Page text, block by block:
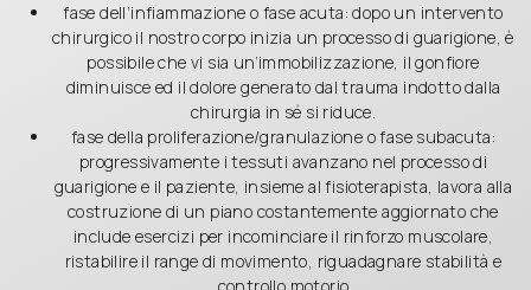
fase dell’infiammazione o fase acuta: dopo un intervento
chirurgico il nostro corpo inizia un processo di guarigione, è
possibile che vi sia un’immobilizzazione, il gonfiore
diminuisce ed il dolore generato dal trauma indotto dalla
chirurgia in sé si riduce.
fase della proliferazione/granulazione o fase subacuta:
progressivamente i tessuti avanzano nel processo di
guarigione e il paziente, insieme al fisioterapista, lavora alla
costruzione di un piano costantemente aggiornato che
include esercizi per incominciare il rinforzo muscolare,
ristabilire il range di movimento, riguadagnare stabilità e